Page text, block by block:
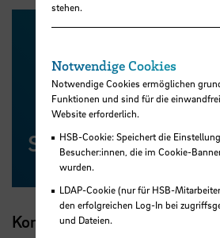
School of
Kontakt
stehen.
Notwendige Cookies
Notwendige Cookies ermöglichen
Funktionen und sind für die
Website erforderlich.
HSB-Cookie: Speichert die
Besucher:innen, die im Cookie-
wurden.
LDAP-Cookie (nur für HSB-
den erfolgreichen Log-In bei
und Dateien.